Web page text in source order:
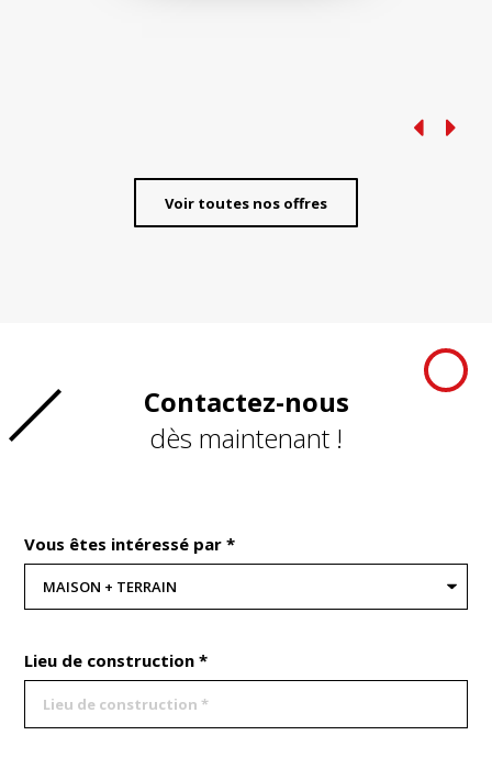
Voir toutes nos offres
Contactez-nous
dès maintenant !
Vous êtes intéressé par *
Lieu de construction *